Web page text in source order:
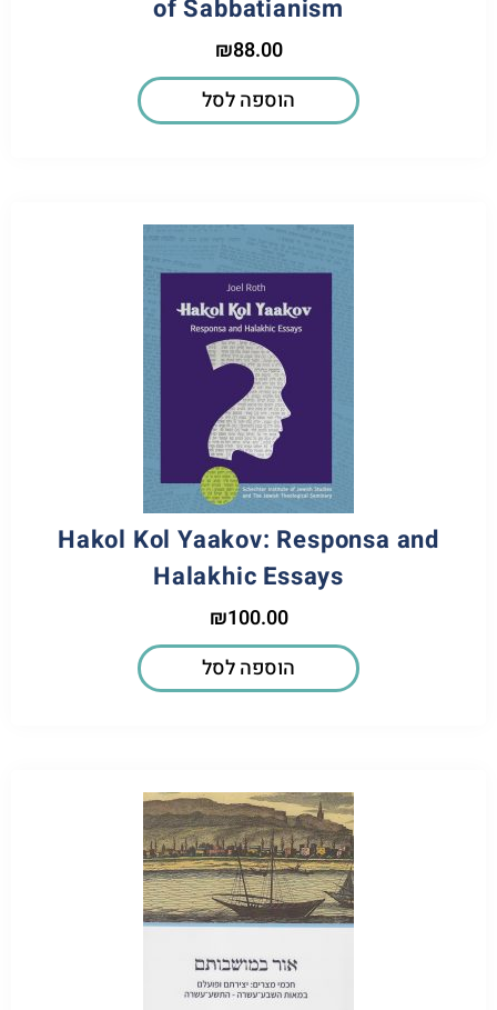
of Sabbatianism
₪88.00
הוספה לסל
Hakol Kol Yaakov: Responsa and
Halakhic Essays
₪100.00
הוספה לסל